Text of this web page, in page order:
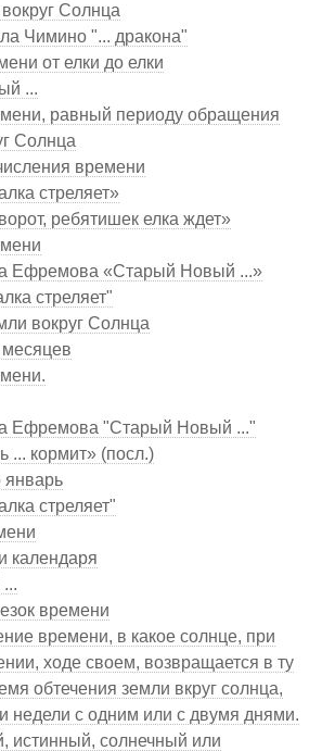
Солнца
Чимино "... дракона"
от елки до елки
...
равный периоду обращения
Солнца
времени
стреляет»
ребятишек елка ждет»
Ефремова «Старый Новый ...»
стреляет"
вокруг Солнца
Ефремова "Старый Новый ..."
... кормит» (посл.)
январь
стреляет"
календаря
времени
времени, в какое солнце, при
ходе своем, возвращается в ту
обтечения земли вкруг солнца,
недели с одним или с двумя днями.
истинный, солнечный или